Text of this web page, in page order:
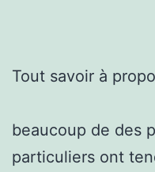
Tout savoir à
beaucoup de des
particuliers ont